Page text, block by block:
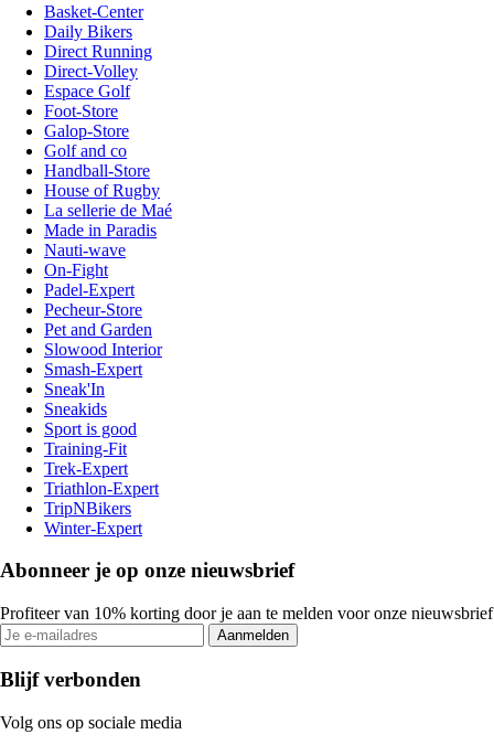
Basket-Center
Daily Bikers
Direct Running
Direct-Volley
Espace Golf
Foot-Store
Galop-Store
Golf and co
Handball-Store
House of Rugby
La sellerie de Maé
Made in Paradis
Nauti-wave
On-Fight
Padel-Expert
Pecheur-Store
Pet and Garden
Slowood Interior
Smash-Expert
Sneak'In
Sneakids
Sport is good
Training-Fit
Trek-Expert
Triathlon-Expert
TripNBikers
Winter-Expert
Abonneer je op onze nieuwsbrief
Profiteer van 10% korting door je aan te melden voor onze nieuwsbrief
Aanmelden
Blijf verbonden
Volg ons op sociale media